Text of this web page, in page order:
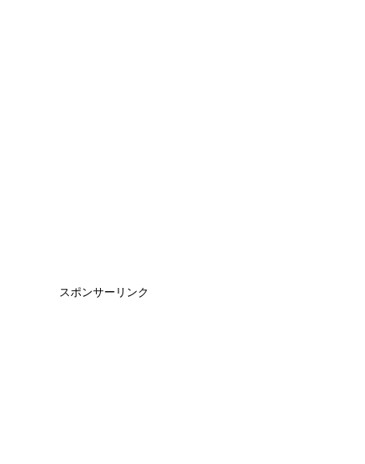
スポンサーリンク